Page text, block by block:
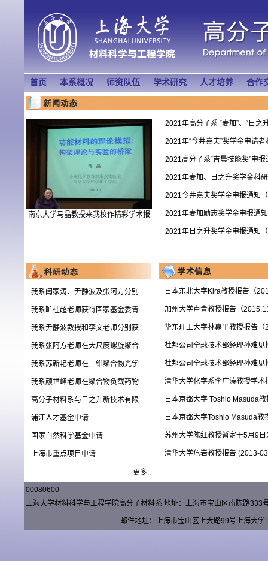
首页 本系概况 师资队伍 学术研究 人才培养 合作
南京大学马晶教授来我校作精彩学术报
2021年高分子系 “麦加”、“日之
2021年“今井嘉夫”奖学金申请
2021高分子系“吉晨技能奖”申报
2021年麦加、日之升奖学金科
2021今井嘉夫奖学金申报通知
2021年麦加励志奖学金申报通
2021年日之升奖学金申报通知
我系闫家涛、尹静波及张阿方分别...
我系旷桂超老师获得国家基金委青...
我系尹静波教授和李文老师分别获...
我系张阿方老师在大尺度螺旋聚合...
我系苏新艳老师在一维聚合物光学...
我系颜世峰老师在聚合物负载药物...
高分子材料系与日之升新技术有限...
浦江人才基金申请
国家自然科学基金申请
上海市重点项目申请
更多..
日本东北大学Kira教授报告（
加州大学卢青教授报告（
华东理工大学林嘉平教授报告（
杜邦公司全球技术部经理孙难
杜邦公司全球技术部经理孙难见
清华大学化学系李广涛教授学术
日本京都大学 Toshio Masuda
日本京都大学Toshio Masuda教
苏州大学陈红教授暂定于5月9
清华大学危岩教授报告 (2013-
00080600
上海大学材料科学与工程学院高分子材料系 地址：上海市宝山区南陈路
邮件地址：上海市宝山区上大路99号上海大